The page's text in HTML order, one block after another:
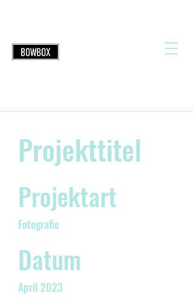
Projekttitel
Projektart
Fotografie
Datum
April 2023